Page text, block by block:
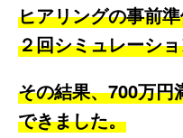
ヒアリングの事前
２回シミュレーシ
その結果、700万円
できました。